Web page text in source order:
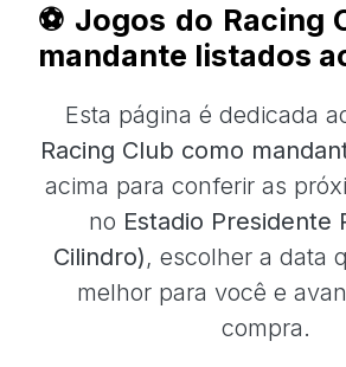
⚽ Jogos do Racing
mandante listados
Esta página é dedicada
Racing Club como
acima para conferir as
no Estadio Presidente
Cilindro), escolher a data
melhor para você e
compra.